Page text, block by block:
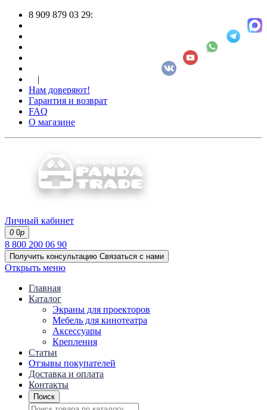
8 909 879 03 29:
|
Нам доверяют!
Гарантия и возврат
FAQ
О магазине
Личный кабинет
0 0р
8 800 200 06 90
Получить консультацию Связаться с нами
Открыть меню
Главная
Каталог
Экраны для проекторов
Mебель для кинотеатра
Аксессуары
Крепления
Статьи
Отзывы покупателей
Доставка и оплата
Контакты
Поиск